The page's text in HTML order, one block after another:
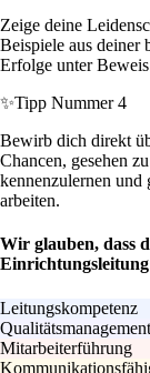
Zeige deine
Beispiele aus deiner
Erfolge unter
✨Tipp Nummer 4
Bewirb dich direkt
Chancen, gesehen
kennenzulernen und
arbeiten.
Wir glauben, dass
Leitungskompetenz
Mitarbeiterführung